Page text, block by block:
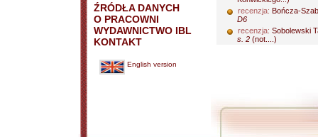
ŹRÓDŁA DANYCH
O PRACOWNI
WYDAWNICTWO IBL
KONTAKT
English version
recenzja: Bończa-
D6
recenzja: Sobolewski
s. 2 (not....)